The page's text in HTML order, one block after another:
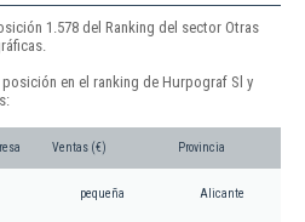
1.578 del Ranking del sector Otras
en el ranking de Hurpograf Sl y
Ventas (€) Provincia
pequeña Alicante